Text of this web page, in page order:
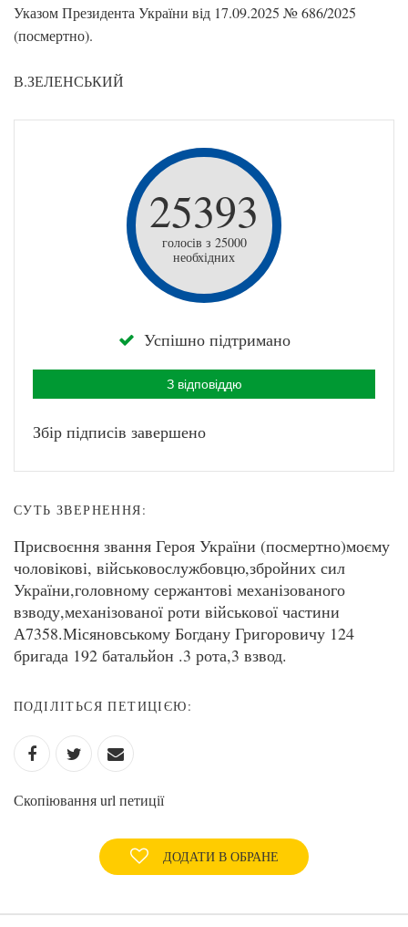
Указом Президента України від 17.09.2025 № 686/2025
(посмертно).
В.ЗЕЛЕНСЬКИЙ
25393
голосів з 25000
необхідних
Успішно підтримано
З відповіддю
Збір підписів завершено
СУТЬ ЗВЕРНЕННЯ:
Присвоєння звання Героя України (посмертно)моєму
чоловікові, військовослужбовцю,збройних сил
України,головному сержантові механізованого
взводу,механізованої роти військової частини
А7358.Місяновському Богдану Григоровичу 124
бригада 192 батальйон .3 рота,3 взвод.
ПОДІЛІТЬСЯ ПЕТИЦІЄЮ:
Скопіювання url петиції
ДОДАТИ В ОБРАНЕ